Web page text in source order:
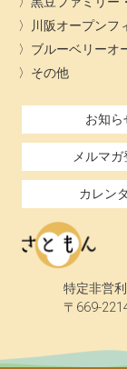
川阪オープンフ
ブルーベリーオ
その他
お知ら
メルマガ
カレン
特定非営
〒669-